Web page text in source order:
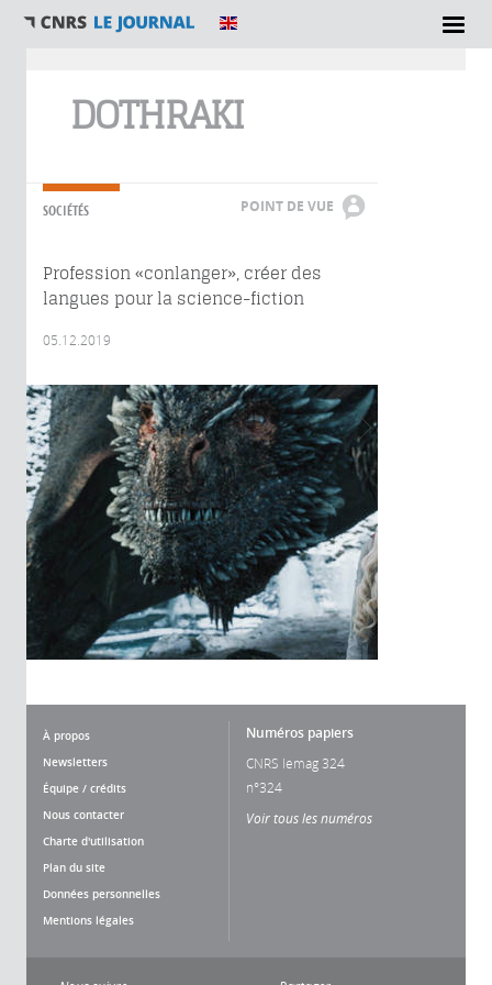
DOTHRAKI
SOCIÉTÉS POINT DE VUE
Profession «conlanger», créer des
langues pour la science-fiction
05.12.2019
À propos
Newsletters
Équipe / crédits
Nous contacter
Charte d'utilisation
Plan du site
Données personnelles
Mentions légales
Numéros papiers
CNRS lemag 324
n°324
Voir tous les numéros